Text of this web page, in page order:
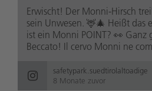
Erwischt! Der Monni-Hirsch
sein Unwesen. 🦌🎄 Heißt das
ist ein Monni POINT? 👀 Ganz
Beccato! Il cervo Monni ne
safetypark.suedtirolaltoadige
8 Monate zuvor